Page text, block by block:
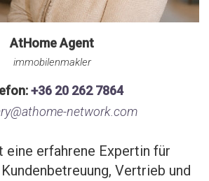
AtHome Agent
immobilenmakler
+36 20 262 7864
network.com
eine erfahrene Expertin für
Vertrieb und